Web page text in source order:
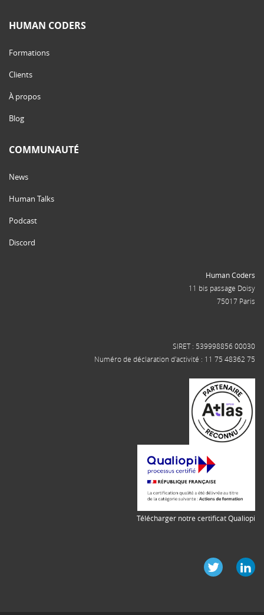
HUMAN CODERS
Formations
Clients
À propos
Blog
COMMUNAUTÉ
News
Human Talks
Podcast
Discord
Human Coders
11 bis passage Doisy
75017 Paris
SIRET : 539998856 00030
Numéro de déclaration d'activité : 11 75 48362 75
Télécharger notre certificat Qualiopi